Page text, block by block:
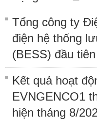
Tổng công ty
điện hệ thống
(BESS) đầu tiên
Kết quả hoạt
EVNGENCO1
hiện tháng 8/